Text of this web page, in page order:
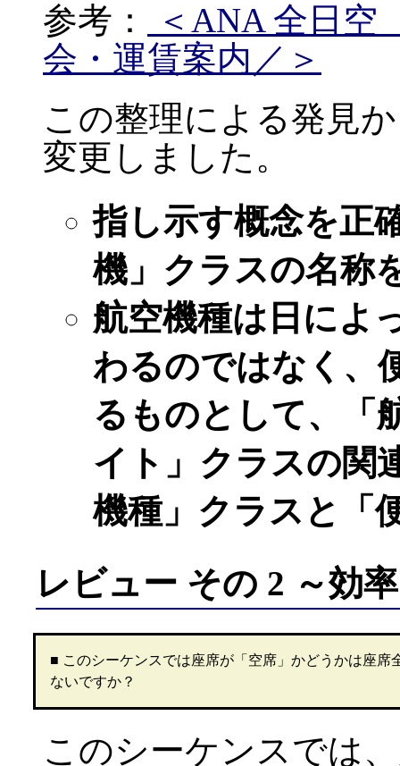
参考：
＜ANA 全日
会・運賃案内／＞
この整理による発見
変更しました。
指し示す概念を正
機」クラスの名称
航空機種は日によ
わるのではなく、
るものとして、「
イト」クラスの関
機種」クラスと「
レビュー その 2 ～効
■ このシーケンスでは座席が「空席」かどうかは座
ないですか？
このシーケンスでは